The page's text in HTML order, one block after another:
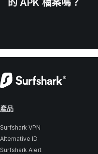
產品
Surfshark VPN
Alternative ID
Surfshark Alert